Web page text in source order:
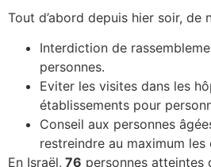
Tout d’abord depuis hier soir, de
Interdiction de
personnes.
Eviter les visites dans les
établissements pour
Conseil aux personnes
restreindre au maximum
En Israël, 76 personnes atteintes